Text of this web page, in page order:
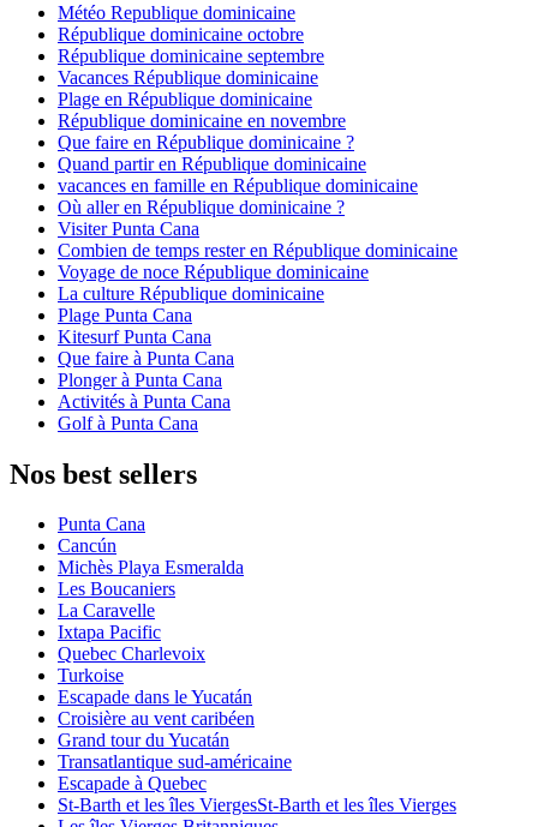
Météo Republique dominicaine
République dominicaine octobre
République dominicaine septembre
Vacances République dominicaine
Plage en République dominicaine
République dominicaine en novembre
Que faire en République dominicaine ?
Quand partir en République dominicaine
vacances en famille en République dominicaine
Où aller en République dominicaine ?
Visiter Punta Cana
Combien de temps rester en République dominicaine
Voyage de noce République dominicaine
La culture République dominicaine
Plage Punta Cana
Kitesurf Punta Cana
Que faire à Punta Cana
Plonger à Punta Cana
Activités à Punta Cana
Golf à Punta Cana
Nos best sellers
Punta Cana
Cancún
Michès Playa Esmeralda
Les Boucaniers
La Caravelle
Ixtapa Pacific
Quebec Charlevoix
Turkoise
Escapade dans le Yucatán
Croisière au vent caribéen
Grand tour du Yucatán
Transatlantique sud-américaine
Escapade à Quebec
St-Barth et les îles ViergesSt-Barth et les îles Vierges